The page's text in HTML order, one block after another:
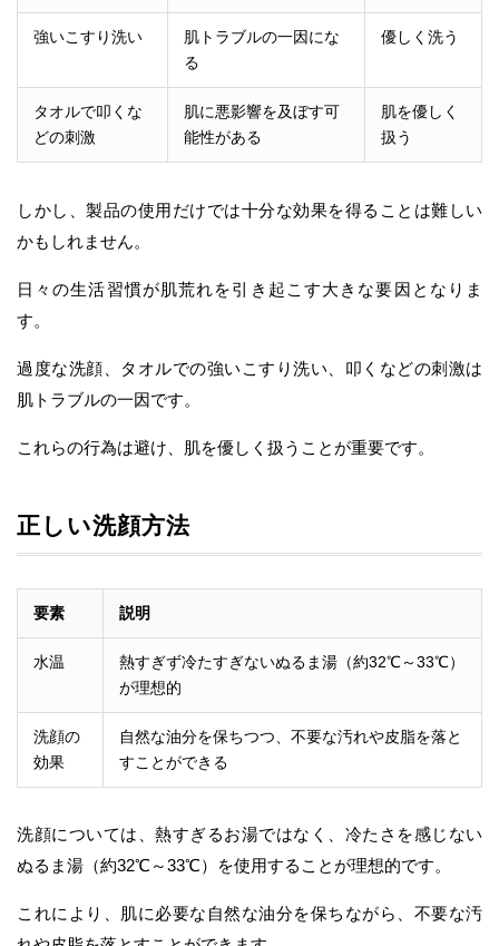
強いこすり洗い
肌トラブルの一因にな
る
優しく洗う
タオルで叩くな
どの刺激
肌に悪影響を及ぼす可
能性がある
肌を優しく
扱う
しかし、製品の使用だけでは十分な効果を得ることは難しい
かもしれません。
日々の生活習慣が肌荒れを引き起こす大きな要因となりま
す。
過度な洗顔、タオルでの強いこすり洗い、叩くなどの刺激は
肌トラブルの一因です。
これらの行為は避け、肌を優しく扱うことが重要です。
正しい洗顔方法
要素 説明
水温
熱すぎず冷たすぎないぬるま湯（約32℃～33℃）
が理想的
洗顔の
効果
自然な油分を保ちつつ、不要な汚れや皮脂を落と
すことができる
洗顔については、熱すぎるお湯ではなく、冷たさを感じない
ぬるま湯（約32℃～33℃）を使用することが理想的です。
これにより、肌に必要な自然な油分を保ちながら、不要な汚